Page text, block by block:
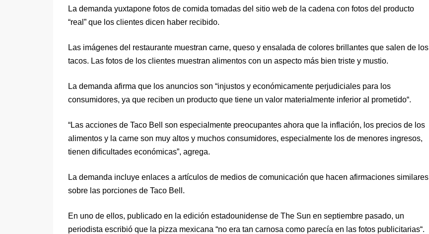
La demanda yuxtapone fotos de comida tomadas del sitio web de la cadena con fotos del producto
“real” que los clientes dicen haber recibido.
Las imágenes del restaurante muestran carne, queso y ensalada de colores brillantes que salen de los
tacos. Las fotos de los clientes muestran alimentos con un aspecto más bien triste y mustio.
La demanda afirma que los anuncios son “injustos y económicamente perjudiciales para los
consumidores, ya que reciben un producto que tiene un valor materialmente inferior al prometido“.
“Las acciones de Taco Bell son especialmente preocupantes ahora que la inflación, los precios de los
alimentos y la carne son muy altos y muchos consumidores, especialmente los de menores ingresos,
tienen dificultades económicas”, agrega.
La demanda incluye enlaces a artículos de medios de comunicación que hacen afirmaciones similares
sobre las porciones de Taco Bell.
En uno de ellos, publicado en la edición estadounidense de The Sun en septiembre pasado, un
periodista escribió que la pizza mexicana “no era tan carnosa como parecía en las fotos publicitarias“.